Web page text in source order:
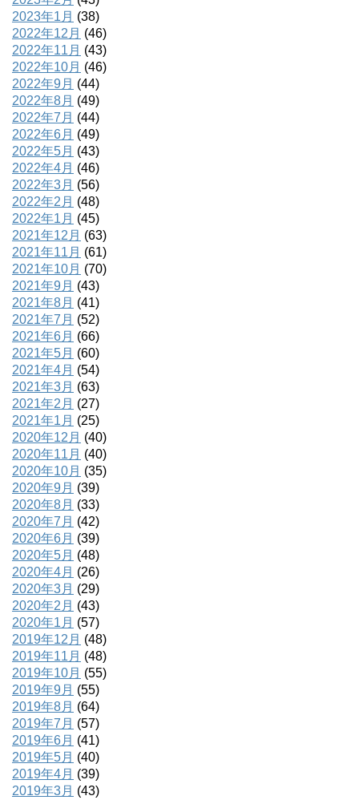
2023年1月 (38)
2022年12月 (46)
2022年11月 (43)
2022年10月 (46)
2022年9月 (44)
2022年8月 (49)
2022年7月 (44)
2022年6月 (49)
2022年5月 (43)
2022年4月 (46)
2022年3月 (56)
2022年2月 (48)
2022年1月 (45)
2021年12月 (63)
2021年11月 (61)
2021年10月 (70)
2021年9月 (43)
2021年8月 (41)
2021年7月 (52)
2021年6月 (66)
2021年5月 (60)
2021年4月 (54)
2021年3月 (63)
2021年2月 (27)
2021年1月 (25)
2020年12月 (40)
2020年11月 (40)
2020年10月 (35)
2020年9月 (39)
2020年8月 (33)
2020年7月 (42)
2020年6月 (39)
2020年5月 (48)
2020年4月 (26)
2020年3月 (29)
2020年2月 (43)
2020年1月 (57)
2019年12月 (48)
2019年11月 (48)
2019年10月 (55)
2019年9月 (55)
2019年8月 (64)
2019年7月 (57)
2019年6月 (41)
2019年5月 (40)
2019年4月 (39)
2019年3月 (43)